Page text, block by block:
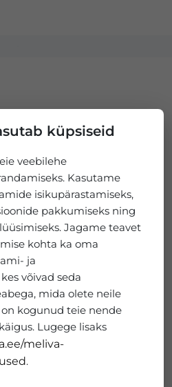
küpsiseid
veebilehe
Kasutame
isikupärastamiseks,
pakkumiseks ning
Jagame teavet
kohta ka oma
ja
võivad seda
mida olete neile
kogunud teie nende
Lugege lisaks
meliva-
.